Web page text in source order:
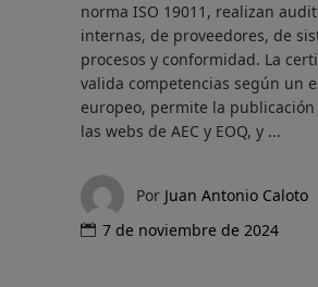
norma ISO 19011, realizan
internas, de proveedores, de
procesos y conformidad. La
valida competencias según un
europeo, permite la publicación
las webs de AEC y EOQ, y
Por Juan Antonio Caloto
7 de noviembre de 2024